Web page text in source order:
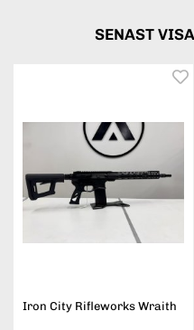
SENAST
Iron City Rifleworks Wraith